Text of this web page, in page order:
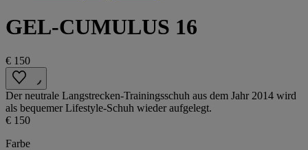
GEL-CUMULUS 16
€ 150
Der neutrale Langstrecken-Trainingsschuh aus dem Jahr 2014 wird
als bequemer Lifestyle-Schuh wieder aufgelegt.
€ 150
Farbe